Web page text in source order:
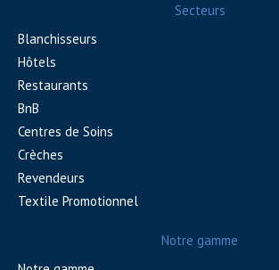
Secteurs
Blanchisseurs
Hôtels
Restaurants
BnB
Centres de Soins
Crèches
Revendeurs
Textile Promotionnel
Notre gamme